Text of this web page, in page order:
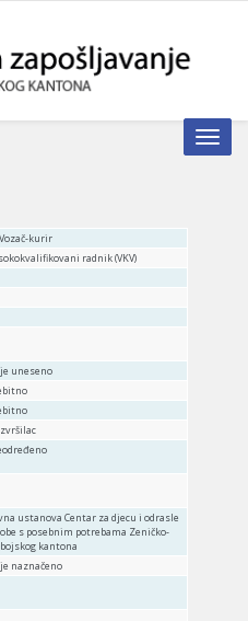
Toggle
kurir
radnik (VKV)
uneseno
ustanova Centar za djecu i odrasle
s posebnim potrebama Zeničko-
kantona
naznačeno